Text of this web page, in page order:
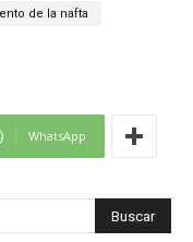
de la nafta
WhatsApp